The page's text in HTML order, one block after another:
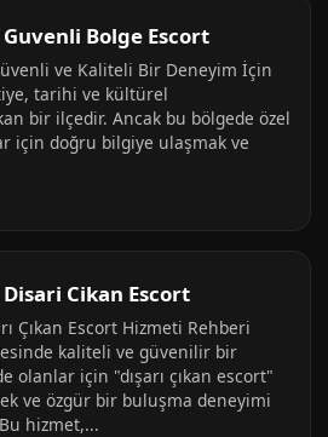
Bolge Escort
ve Kaliteli Bir Deneyim İçin
tarihi ve kültürel
bir ilçedir. Ancak bu bölgede özel
için doğru bilgiye ulaşmak ve
Cikan Escort
Çıkan Escort Hizmeti Rehberi
kaliteli ve güvenilir bir
olanlar için "dışarı çıkan escort"
ve özgür bir buluşma deneyimi
hizmet,...